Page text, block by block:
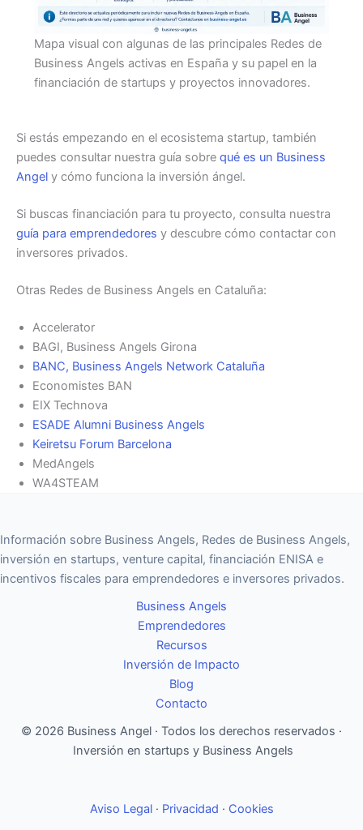
Mapa visual con algunas de las principales Redes de
Business Angels activas en España y su papel en la
financiación de startups y proyectos innovadores.
Si estás empezando en el ecosistema startup, también
puedes consultar nuestra guía sobre qué es un Business
Angel y cómo funciona la inversión ángel.
Si buscas financiación para tu proyecto, consulta nuestra
guía para emprendedores y descubre cómo contactar con
inversores privados.
Otras Redes de Business Angels en Cataluña:
Accelerator
BAGI, Business Angels Girona
BANC, Business Angels Network Cataluña
Economistes BAN
EIX Technova
ESADE Alumni Business Angels
Keiretsu Forum Barcelona
MedAngels
WA4STEAM
Información sobre Business Angels, Redes de Business Angels,
inversión en startups, venture capital, financiación ENISA e
incentivos fiscales para emprendedores e inversores privados.
Business Angels
Emprendedores
Recursos
Inversión de Impacto
Blog
Contacto
© 2026 Business Angel · Todos los derechos reservados ·
Inversión en startups y Business Angels
Aviso Legal· Privacidad · Cookies